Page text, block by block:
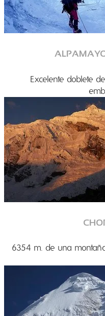
Excelente doblete
6354 m. de una